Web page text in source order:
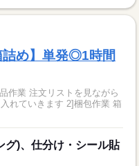
詰め】単発◎1時間
作業 注文リストを見ながら
れていきます 2]梱包作業 箱
)、仕分け・シール貼